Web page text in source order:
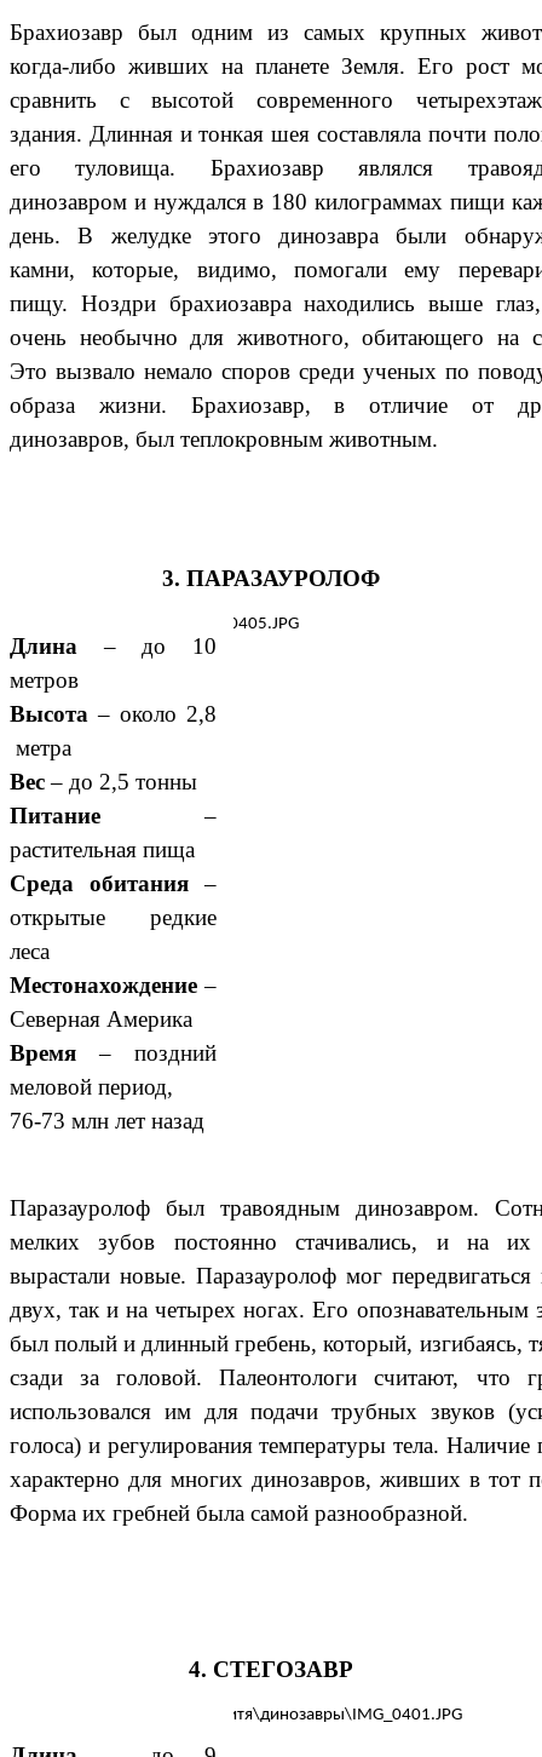
Брахиозавр был одним из самых крупных
когда-либо живших на планете Земля. Его рост
сравнить с высотой современного
здания. Длинная и тонкая шея составляла почти
его туловища. Брахиозавр являлся
динозавром и нуждался в 180 килограммах пищи
день. В желудке этого динозавра были
камни, которые, видимо, помогали ему
пищу. Ноздри брахиозавра находились выше
очень необычно для животного, обитающего на
Это вызвало немало споров среди ученых по
образа жизни. Брахиозавр, в отличие от
динозавров, был теплокровным животным.
3. ПАРАЗАУРОЛОФ
Длина – до 10
метров
Высота – около 2,8
метра
Вес– до 2,5 тонны
Питание –
растительная пища
Среда обитания–
открытые редкие
леса
Местонахождение –
Северная Америка
Время – поздний
меловой период,
76-73 млн лет назад
Паразауролоф был травоядным динозавром.
мелких зубов постоянно стачивались, и на их
вырастали новые. Паразауролоф мог передвигаться
двух, так и на четырех ногах. Его опознавательным
был полый и длинный гребень, который, изгибаясь,
сзади за головой. Палеонтологи считают, что
использовался им для подачи трубных звуков
голоса) и регулирования температуры тела. Наличие
характерно для многих динозавров, живших в тот
Форма их гребней была самой разнообразной.
4. СТЕГОЗАВР